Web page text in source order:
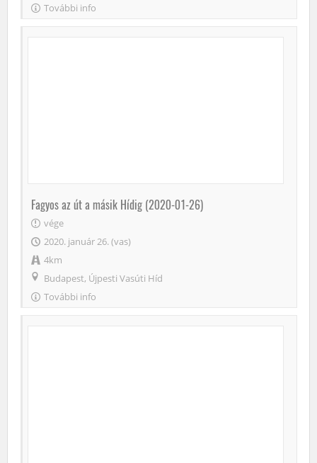
További info
Fagyos az út a másik Hídig (2020-01-26)
vége
2020. január 26. (vas)
4km
Budapest, Újpesti Vasúti Híd
További info